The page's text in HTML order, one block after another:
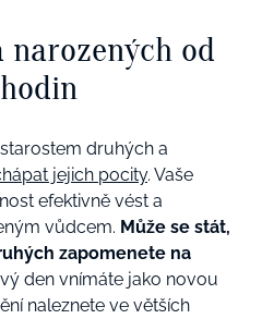
od
druhých a
jejich pocity. Vaše
efektivně vést a
vůdcem. Může se stát,
zapomenete na
den vnímáte jako novou
naleznete ve větších